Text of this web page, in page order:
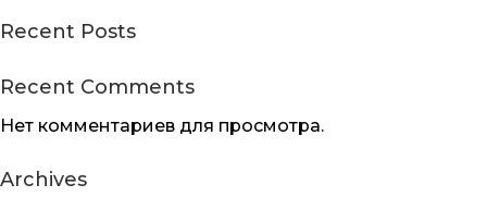
Recent Posts
Recent Comments
Нет комментариев для просмотра.
Archives